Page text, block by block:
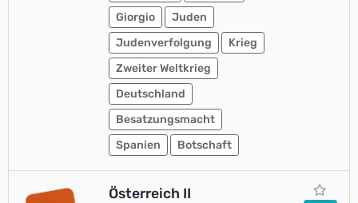
Giorgio
Juden
Judenverfolgung
Krieg
Zweiter Weltkrieg
Deutschland
Besatzungsmacht
Spanien
Botschaft
Österreich II